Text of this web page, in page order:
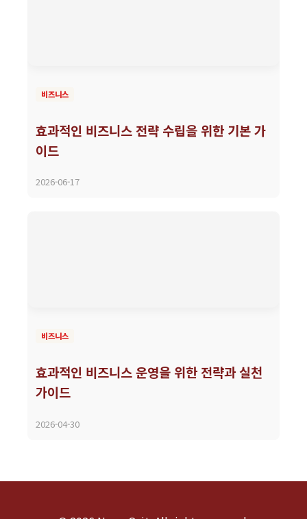
비즈니스
효과적인 비즈니스 전략 수립을 위한 기본 가
이드
2026-06-17
비즈니스
효과적인 비즈니스 운영을 위한 전략과 실천
가이드
2026-04-30